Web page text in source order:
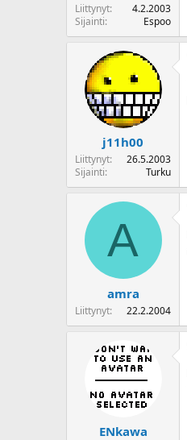
Liittynyt
4.2.2003
Sijainti
Espoo
j11h00
Liittynyt
26.5.2003
Sijainti
Turku
A
amra
Liittynyt 22.2.2004
ENkawa